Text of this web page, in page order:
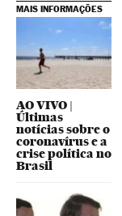
MAIS INFORMAÇÕES
AO VIVO |
Últimas
notícias sobre o
coronavírus e a
crise política no
Brasil